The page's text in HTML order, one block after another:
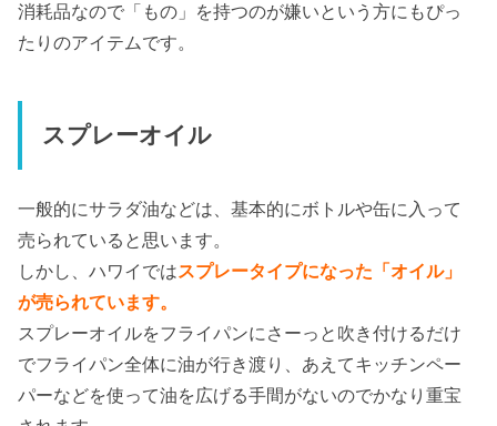
消耗品なので「もの」を持つのが嫌いという方にもぴっ
たりのアイテムです。
スプレーオイル
一般的にサラダ油などは、基本的にボトルや缶に入って
売られていると思います。
しかし、ハワイではスプレータイプになった「オイル」
が売られています。
スプレーオイルをフライパンにさーっと吹き付けるだけ
でフライパン全体に油が行き渡り、あえてキッチンペー
パーなどを使って油を広げる手間がないのでかなり重宝